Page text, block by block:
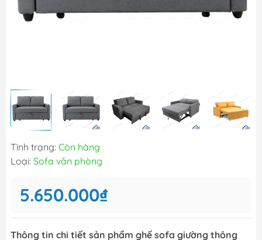
Tình trạng: Còn hàng
Loại: Sofa văn phòng
5.650.000₫
Thông tin chi tiết sản phẩm ghế sofa giường thông